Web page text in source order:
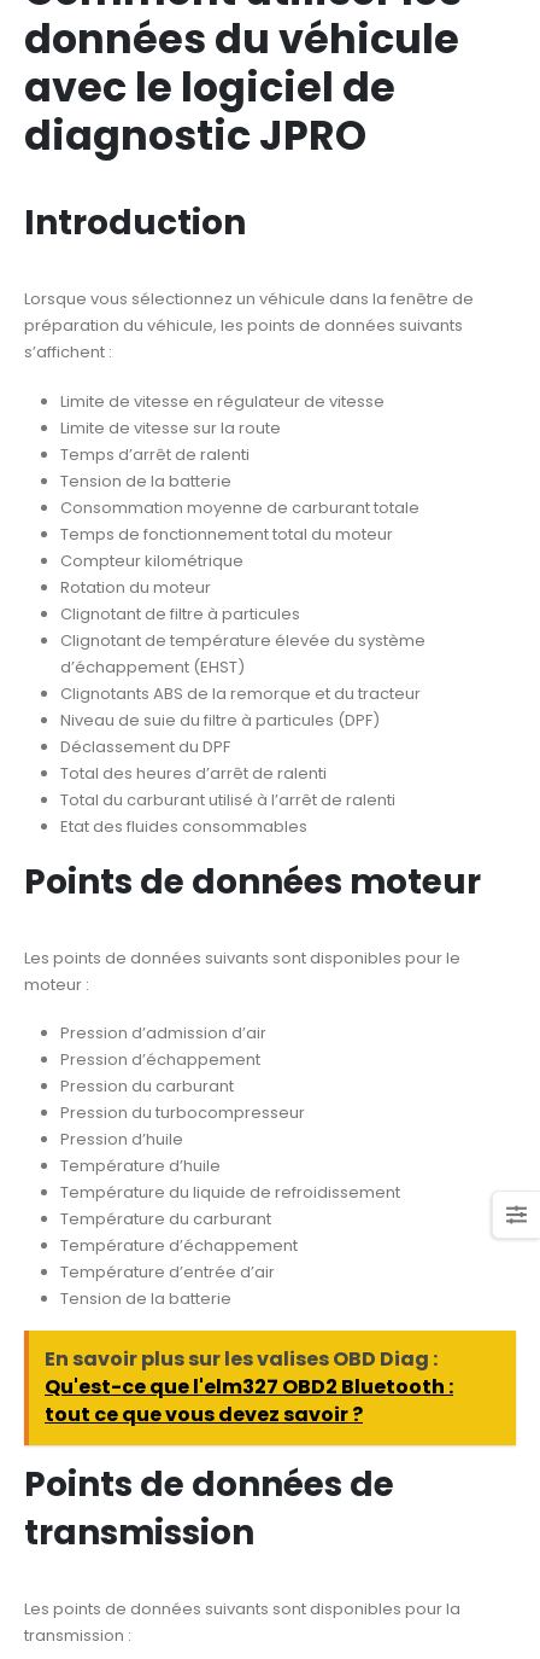
données du véhicule
avec le logiciel de
diagnostic JPRO
Introduction
Lorsque vous sélectionnez un véhicule dans la fenêtre de
préparation du véhicule, les points de données suivants
s’affichent :
Limite de vitesse en régulateur de vitesse
Limite de vitesse sur la route
Temps d’arrêt de ralenti
Tension de la batterie
Consommation moyenne de carburant totale
Temps de fonctionnement total du moteur
Compteur kilométrique
Rotation du moteur
Clignotant de filtre à particules
Clignotant de température élevée du système
d’échappement (EHST)
Clignotants ABS de la remorque et du tracteur
Niveau de suie du filtre à particules (DPF)
Déclassement du DPF
Total des heures d’arrêt de ralenti
Total du carburant utilisé à l’arrêt de ralenti
Etat des fluides consommables
Points de données moteur
Les points de données suivants sont disponibles pour le
moteur :
Pression d’admission d’air
Pression d’échappement
Pression du carburant
Pression du turbocompresseur
Pression d’huile
Température d’huile
Température du liquide de refroidissement
Température du carburant
Température d’échappement
Température d’entrée d’air
Tension de la batterie
En savoir plus sur les valises OBD Diag :
Qu'est-ce que l'elm327 OBD2 Bluetooth :
tout ce que vous devez savoir ?
Points de données de
transmission
Les points de données suivants sont disponibles pour la
transmission :